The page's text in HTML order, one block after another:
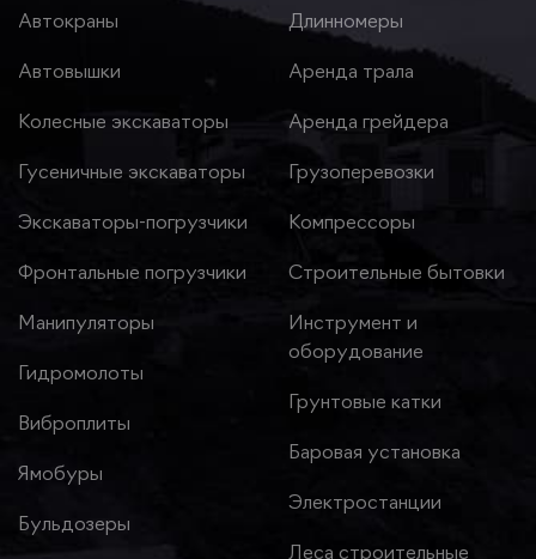
Автокраны
Автовышки
Колесные экскаваторы
Гусеничные экскаваторы
Экскаваторы-погрузчики
Фронтальные погрузчики
Манипуляторы
Гидромолоты
Виброплиты
Ямобуры
Бульдозеры
Длинномеры
Аренда трала
Аренда грейдера
Грузоперевозки
Компрессоры
Строительные бытовки
Инструмент и
оборудование
Грунтовые катки
Баровая установка
Электростанции
Леса строительные